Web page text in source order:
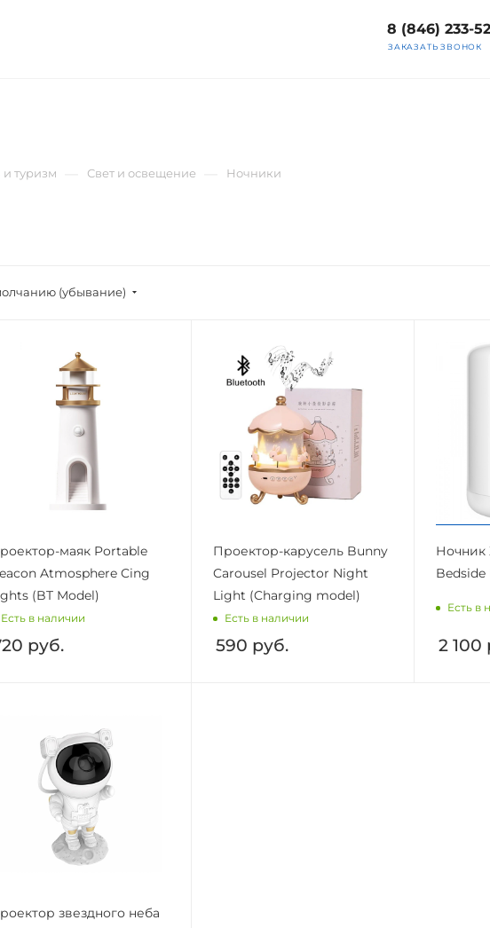
8 (846) 233-
ЗАКАЗАТЬ ЗВОНОК
туризм Свет и освещение Ночники
(убывание)
маяк Portable
A​tmosphere Cing
(BT Model)
Есть в наличии
руб.
Проектор-карусель Bunny
Carousel Projector Night
Light (Charging model)
Есть в наличии
590 руб.
Ночник
Bedside
Есть в
2 100
звездного неба